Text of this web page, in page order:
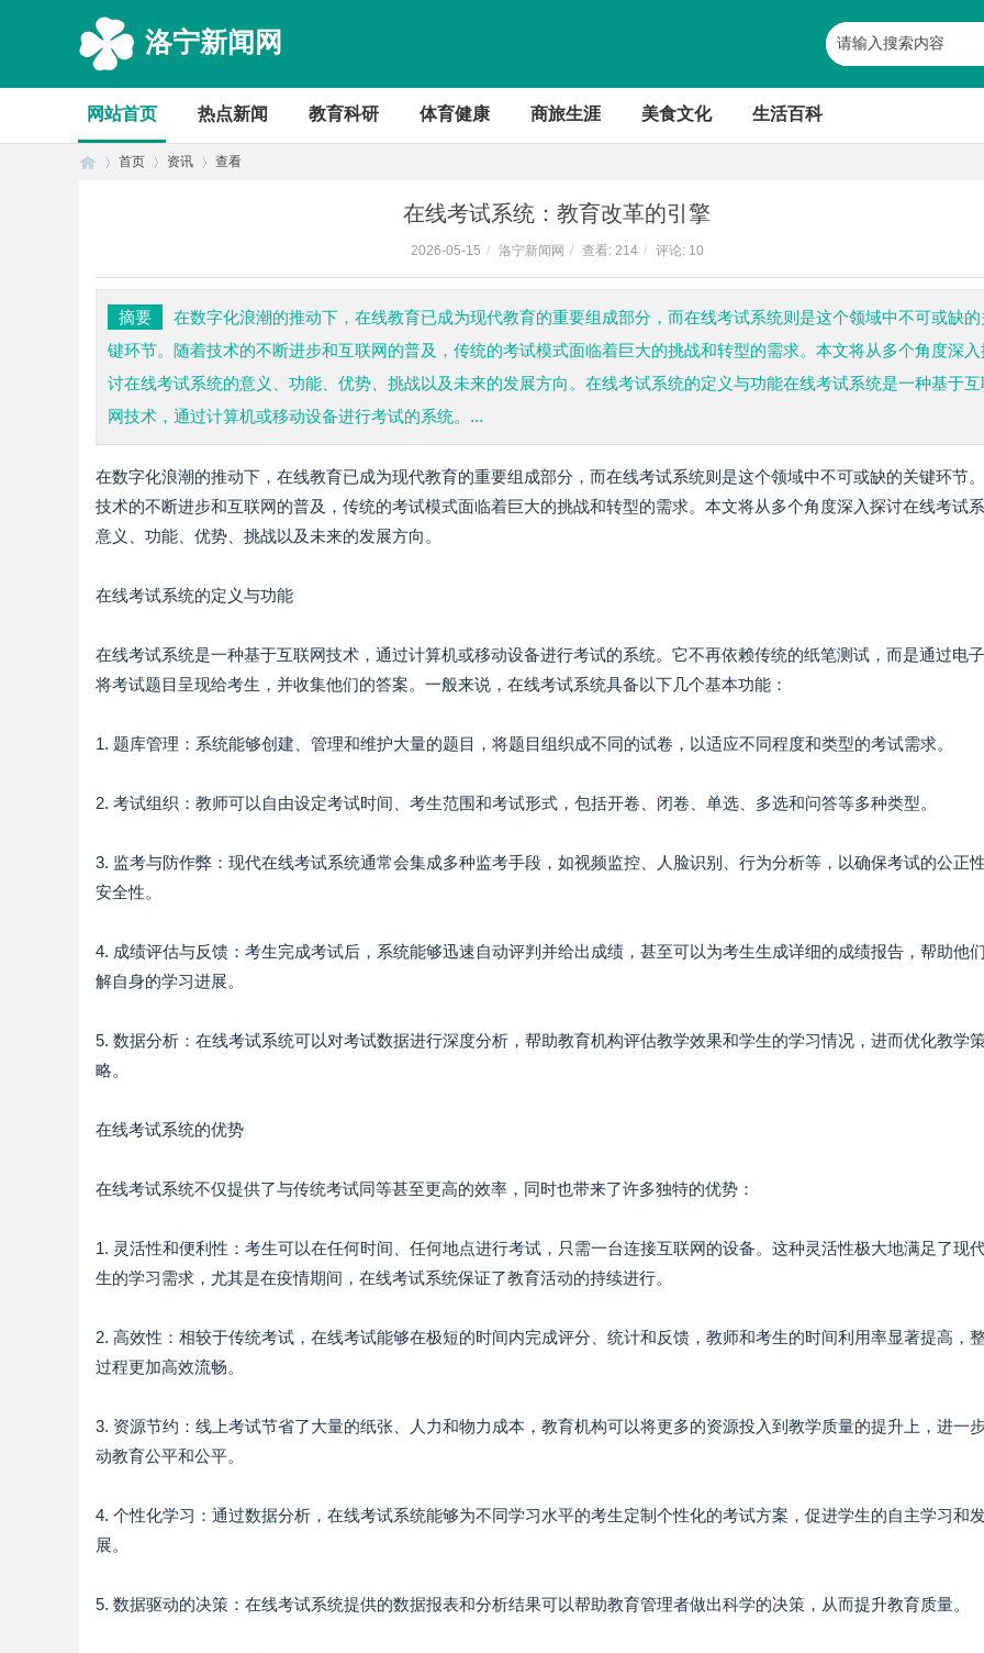
洛宁新闻网
网站首页 热点新闻 教育科研 体育健康 商旅生涯 美食文化 生活百科
首页 资讯 查看
在线考试系统：教育改革的引擎
2026-05-15 / 洛宁新闻网 / 查看: 214 / 评论: 10
摘要
在数字化浪潮的推动下，在线教育已成为现代教育的重要组成部分，而在线考试系统则是这个领域中不可或缺的
键环节。随着技术的不断进步和互联网的普及，传统的考试模式面临着巨大的挑战和转型的需求。本文将从多个角度深入
讨在线考试系统的意义、功能、优势、挑战以及未来的发展方向。在线考试系统的定义与功能在线考试系统是一种基于互
网技术，通过计算机或移动设备进行考试的系统。...
在数字化浪潮的推动下，在线教育已成为现代教育的重要组成部分，而在线考试系统则是这个领域中不可或缺的关键环节
技术的不断进步和互联网的普及，传统的考试模式面临着巨大的挑战和转型的需求。本文将从多个角度深入探讨在线考试
意义、功能、优势、挑战以及未来的发展方向。
在线考试系统的定义与功能
在线考试系统是一种基于互联网技术，通过计算机或移动设备进行考试的系统。它不再依赖传统的纸笔测试，而是通过电
将考试题目呈现给考生，并收集他们的答案。一般来说，在线考试系统具备以下几个基本功能：
1. 题库管理：系统能够创建、管理和维护大量的题目，将题目组织成不同的试卷，以适应不同程度和类型的考试需求。
2. 考试组织：教师可以自由设定考试时间、考生范围和考试形式，包括开卷、闭卷、单选、多选和问答等多种类型。
3. 监考与防作弊：现代在线考试系统通常会集成多种监考手段，如视频监控、人脸识别、行为分析等，以确保考试的公正
安全性。
4. 成绩评估与反馈：考生完成考试后，系统能够迅速自动评判并给出成绩，甚至可以为考生生成详细的成绩报告，帮助他
解自身的学习进展。
5. 数据分析：在线考试系统可以对考试数据进行深度分析，帮助教育机构评估教学效果和学生的学习情况，进而优化教学
略。
在线考试系统的优势
在线考试系统不仅提供了与传统考试同等甚至更高的效率，同时也带来了许多独特的优势：
1. 灵活性和便利性：考生可以在任何时间、任何地点进行考试，只需一台连接互联网的设备。这种灵活性极大地满足了现
生的学习需求，尤其是在疫情期间，在线考试系统保证了教育活动的持续进行。
2. 高效性：相较于传统考试，在线考试能够在极短的时间内完成评分、统计和反馈，教师和考生的时间利用率显著提高，
过程更加高效流畅。
3. 资源节约：线上考试节省了大量的纸张、人力和物力成本，教育机构可以将更多的资源投入到教学质量的提升上，进一
动教育公平和公平。
4. 个性化学习：通过数据分析，在线考试系统能够为不同学习水平的考生定制个性化的考试方案，促进学生的自主学习和
展。
5. 数据驱动的决策：在线考试系统提供的数据报表和分析结果可以帮助教育管理者做出科学的决策，从而提升教育质量。